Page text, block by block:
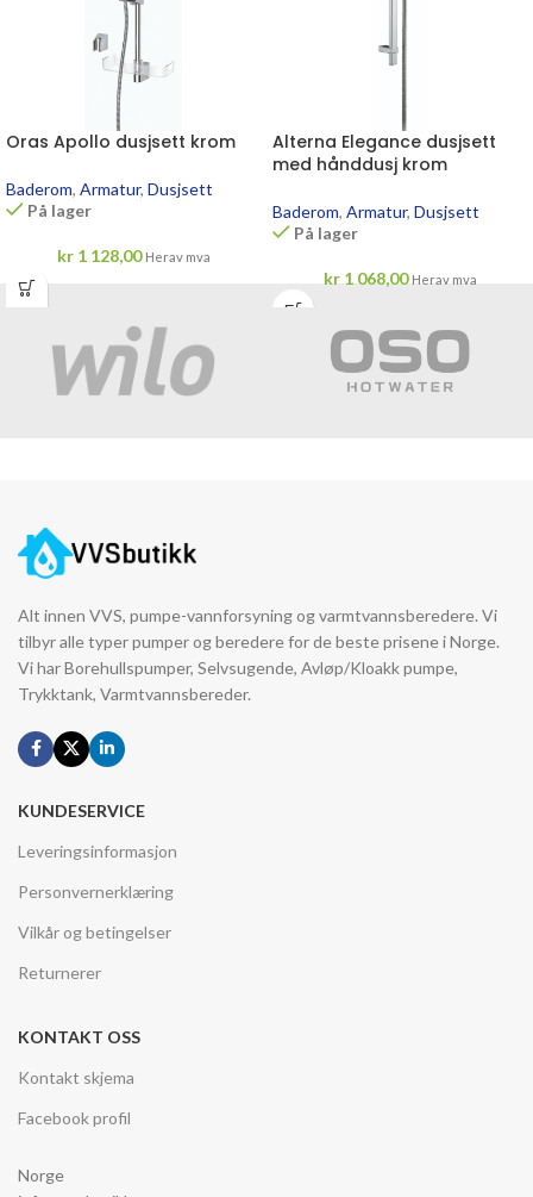
Oras Apollo dusjsett krom
Baderom, Armatur, Dusjsett
På lager
kr1 128,00 Herav mva
Alterna Elegance dusjsett
med hånddusj krom
Baderom, Armatur, Dusjsett
På lager
kr1 068,00 Herav mva
Alt innen VVS, pumpe-vannforsyning og varmtvannsberedere. Vi
tilbyr alle typer pumper og beredere for de beste prisene i Norge.
Vi har Borehullspumper, Selvsugende, Avløp/Kloakk pumpe,
Trykktank, Varmtvannsbereder.
KUNDESERVICE
Leveringsinformasjon
Personvernerklæring
Vilkår og betingelser
Returnerer
KONTAKT OSS
Kontakt skjema
Facebook profil
Norge